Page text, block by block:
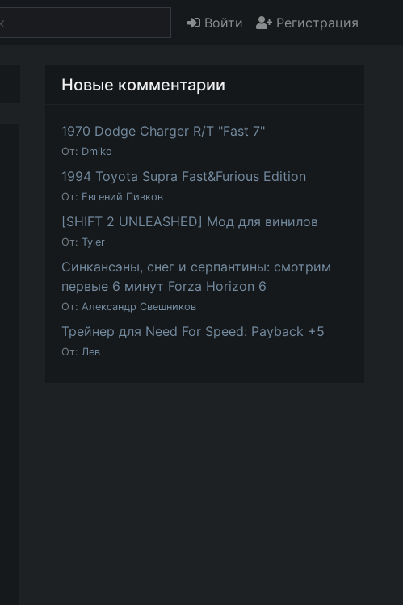
Войти Регистрация
Новые комментарии
1970 Dodge Charger R/T "Fast 7"
От: Dmiko
1994 Toyota Supra Fast&Furious Edition
От: Евгений Пивков
[SHIFT 2 UNLEASHED] Мод для винилов
От:Tyler
Синкансэны, снег и серпантины: смотрим
первые 6 минут Forza Horizon 6
От:Александр Свешников
Трейнер для Need For Speed: Payback +5
От:Лев